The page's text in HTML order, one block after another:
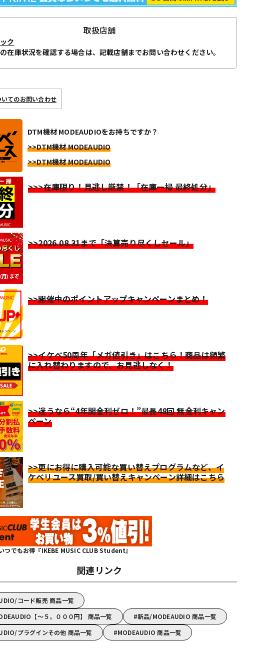
取扱店舗
ク
在庫状況を確認する場合は、記載店舗までお問い合わせください。
てのお問い合わせ
DTM機材 MODEAUDIOをお持ちですか？
>>DTM機材 MODEAUDIO
>>DTM機材 MODEAUDIO
>>>在庫限り！見逃し厳禁！「在庫一掃 最終処分」
>>2026.08.31まで「決算売り尽くしセール」
>>開催中のポイントアップキャンペーンまとめ！
>>イケベ50周年「メガ値引き」はこちら！商品は頻繁
に入れ替わりますので、お見逃しなく！
>>迷うなら“4年間金利ゼロ！”最長48回 無金利キャン
ペーン
>>更にお得に購入可能な買い替えプログラムなど、イ
ケベリユース買取/買い替えキャンペーン詳細はこちら
つでもお得『IKEBE MUSIC CLUB Student』
関連リンク
コード販売 商品一覧
【～５，０００円】 商品一覧
新品/MODEAUDIO 商品一覧
プラグインその他 商品一覧
MODEAUDIO 商品一覧